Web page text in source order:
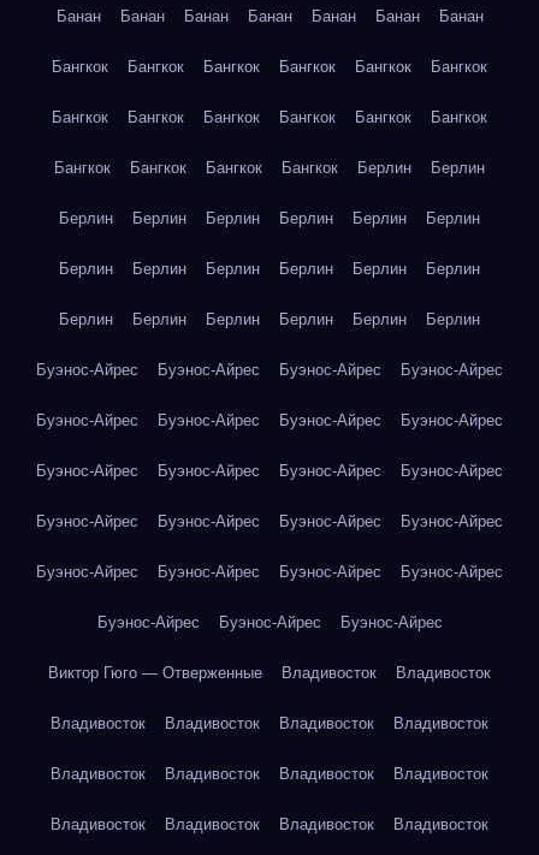
Банан Банан Банан Банан Банан Банан Банан
Бангкок Бангкок Бангкок Бангкок Бангкок Бангкок
Бангкок Бангкок Бангкок Бангкок Бангкок Бангкок
Бангкок Бангкок Бангкок Бангкок Берлин Берлин
Берлин Берлин Берлин Берлин Берлин Берлин
Берлин Берлин Берлин Берлин Берлин Берлин
Берлин Берлин Берлин Берлин Берлин Берлин
Буэнос-Айрес Буэнос-Айрес Буэнос-Айрес Буэнос-Айрес
Буэнос-Айрес Буэнос-Айрес Буэнос-Айрес Буэнос-Айрес
Буэнос-Айрес Буэнос-Айрес Буэнос-Айрес Буэнос-Айрес
Буэнос-Айрес Буэнос-Айрес Буэнос-Айрес Буэнос-Айрес
Буэнос-Айрес Буэнос-Айрес Буэнос-Айрес Буэнос-Айрес
Буэнос-Айрес Буэнос-Айрес Буэнос-Айрес
Виктор Гюго — Отверженные Владивосток Владивосток
Владивосток Владивосток Владивосток Владивосток
Владивосток Владивосток Владивосток Владивосток
Владивосток Владивосток Владивосток Владивосток